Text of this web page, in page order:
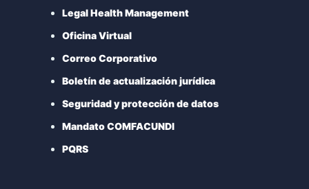
Legal Health Management
Oficina Virtual
Correo Corporativo
Boletín de actualización jurídica
Seguridad y protección de datos
Mandato COMFACUNDI
PQRS